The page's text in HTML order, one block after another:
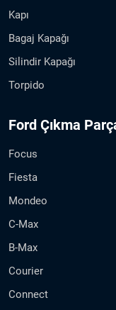
Kapı
Bagaj Kapağı
Silindir Kapağı
Torpido
Ford Çıkma
Focus
Fiesta
Mondeo
C-Max
B-Max
Courier
Connect